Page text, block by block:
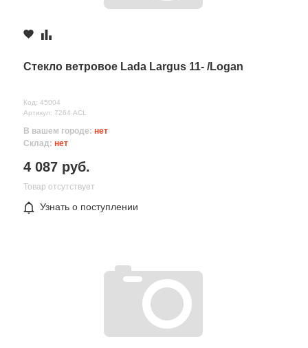
Комментарий
Отправляя форму вы соглашаетесь на
Стекло ветровое Lada Largus 11- /Logan
Код: 45004
Артикул: 7264 ACL
В вашем городе: нет
Склад: нет
4 087 руб.
Товар отсутствует
Узнать о поступлении